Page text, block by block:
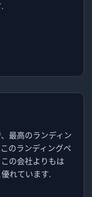
最高のランディン
のランディングペ
の会社よりもは
れています.